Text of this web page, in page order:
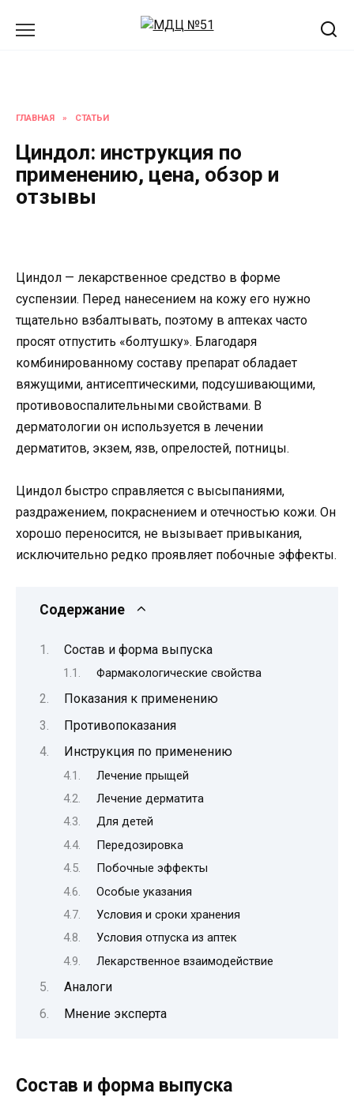
ГЛАВНАЯ » СТАТЬИ
Циндол: инструкция по
применению, цена, обзор и
отзывы
Циндол — лекарственное средство в форме
суспензии. Перед нанесением на кожу его нужно
тщательно взбалтывать, поэтому в аптеках часто
просят отпустить «болтушку». Благодаря
комбинированному составу препарат обладает
вяжущими, антисептическими, подсушивающими,
противовоспалительными свойствами. В
дерматологии он используется в лечении
дерматитов, экзем, язв, опрелостей, потницы.
Циндол быстро справляется с высыпаниями,
раздражением, покраснением и отечностью кожи. Он
хорошо переносится, не вызывает привыкания,
исключительно редко проявляет побочные эффекты.
Содержание
Состав и форма выпуска
Фармакологические свойства
Показания к применению
Противопоказания
Инструкция по применению
Лечение прыщей
Лечение дерматита
Для детей
Передозировка
Побочные эффекты
Особые указания
Условия и сроки хранения
Условия отпуска из аптек
Лекарственное взаимодействие
Аналоги
Мнение эксперта
Состав и форма выпуска